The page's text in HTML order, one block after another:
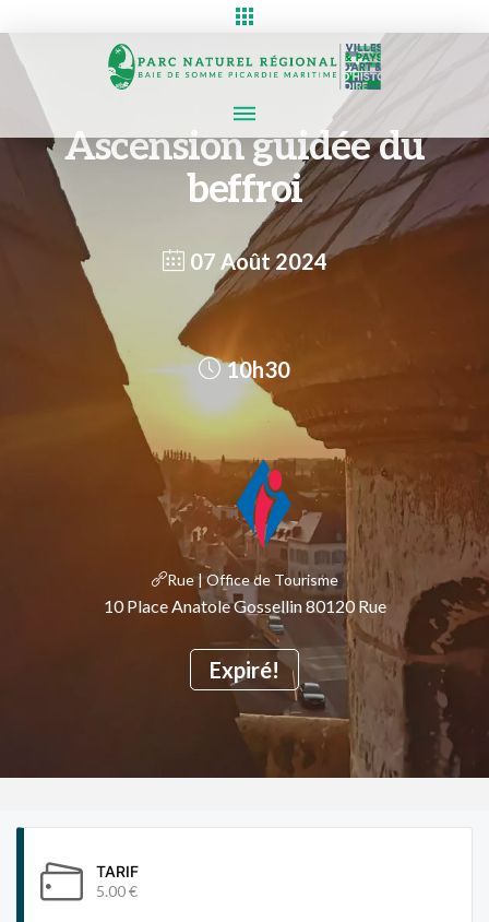
Ascension guidée du
beffroi
07 Août 2024
Expiré!
10h30
Rue | Office de Tourisme
10 Place Anatole Gossellin 80120 Rue
TARIF
5.00 €